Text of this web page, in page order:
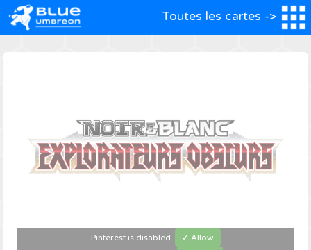
Toutes les cartes ->
Pinterest is disabled.
✓ Allow